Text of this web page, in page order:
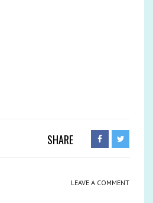
SHARE
LEAVE A COMMENT